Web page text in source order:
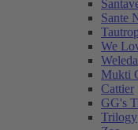
Sante
We
Weleda
Mukti
Cattier
GG's
Trilogy